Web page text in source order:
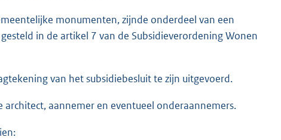
monumenten, zijnde onderdeel van een
in de artikel 7 van de Subsidieverordening Wonen
van het subsidiebesluit te zijn uitgevoerd.
aannemer en eventueel onderaannemers.